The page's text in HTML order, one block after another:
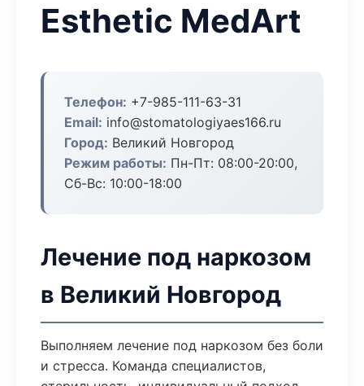
Esthetic MedArt
Телефон: +7-985-111-63-31
Email: info@stomatologiyaes166.ru
Город: Великий Новгород
Режим работы: Пн-Пт: 08:00-20:00,
Сб-Вс: 10:00-18:00
Лечение под наркозом
в Великий Новгород
Выполняем лечение под наркозом без боли
и стресса. Команда специалистов,